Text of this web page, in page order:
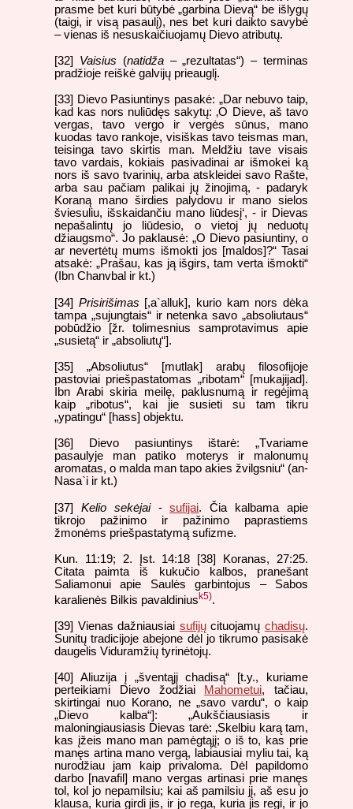
prasme bet kuri būtybė „garbina Dievą“ be išlygų
(taigi, ir visą pasaulį), nes bet kuri daikto savybė
– vienas iš nesuskaičiuojamų Dievo atributų.
[32] Vaisius (natidža– „rezultatas“) – terminas
pradžioje reiškė galvijų prieauglį.
[33] Dievo Pasiuntinys pasakė: „Dar nebuvo taip,
kad kas nors nuliūdęs sakytų: ‚O Dieve, aš tavo
vergas, tavo vergo ir vergės sūnus, mano
kuodas tavo rankoje, visiškas tavo teismas man,
teisinga tavo skirtis man. Meldžiu tave visais
tavo vardais, kokiais pasivadinai ar išmokei ką
nors iš savo tvarinių, arba atskleidei savo Rašte,
arba sau pačiam palikai jų žinojimą, - padaryk
Koraną mano širdies palydovu ir mano sielos
šviesuliu, išskaidančiu mano liūdesį‘, - ir Dievas
nepašalintų jo liūdesio, o vietoj jų neduotų
džiaugsmo“. Jo paklausė: „O Dievo pasiuntiny, o
ar nevertėtų mums išmokti jos [maldos]?“ Tasai
atsakė: „Prašau, kas ją išgirs, tam verta išmokti“
(Ibn Chanvbal ir kt.)
[34] Prisirišimas [,a`alluk], kurio kam nors dėka
tampa „sujungtais“ ir netenka savo „absoliutaus“
pobūdžio [žr. tolimesnius samprotavimus apie
„susietą“ ir „absoliutų“].
[35] „Absoliutus“ [mutlak] arabų filosofijoje
pastoviai priešpastatomas „ribotam“ [mukajijad].
Ibn Arabi skiria meilę, paklusnumą ir regėjimą
kaip „ribotus“, kai jie susieti su tam tikru
„ypatingu“ [hass] objektu.
[36] Dievo pasiuntinys ištarė: „Tvariame
pasaulyje man patiko moterys ir malonumų
aromatas, o malda man tapo akies žvilgsniu“ (an-
Nasa`i ir kt.)
[37] Kelio sekėjai-sufijai. Čia kalbama apie
tikrojo pažinimo ir pažinimo paprastiems
žmonėms priešpastatymą sufizme.
Kun. 11:19; 2. Įst. 14:18 [38] Koranas, 27:25.
Citata paimta iš kukučio kalbos, pranešant
Saliamonui apie Saulės garbintojus – Sabos
karalienės Bilkis pavaldiniusk5).
[39] Vienas dažniausiai sufijųcituojamųchadisų.
Sunitų tradicijoje abejone dėl jo tikrumo pasisakė
daugelis Viduramžių tyrinėtojų.
[40] Aliuzija į „šventąjį chadisą“ [t.y., kuriame
perteikiami Dievo žodžiai
Mahometui, tačiau,
skirtingai nuo Korano, ne „savo vardu“, o kaip
„Dievo kalba“]: „Aukščiausiasis ir
maloningiausiasis Dievas tarė: ‚Skelbiu karą tam,
kas įžeis mano man pamėgtąjį; o iš to, kas prie
manęs artina mano vergą, labiausiai myliu tai, ką
nurodžiau jam kaip privaloma. Dėl papildomo
darbo [navafil] mano vergas artinasi prie manęs
tol, kol jo nepamilsiu; kai aš pamilsiu jį, aš esu jo
klausa, kuria girdi jis, ir jo rega, kuria jis regi, ir jo